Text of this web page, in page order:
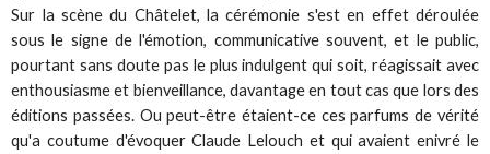
Sur la scène du Châtelet, la cérémonie s'est en effet déroulée
sous le signe de l'émotion, communicative souvent, et le public,
pourtant sans doute pas le plus indulgent qui soit, réagissait avec
enthousiasme et bienveillance, davantage en tout cas que lors des
éditions passées. Ou peut-être étaient-ce ces parfums de vérité
qu'a coutume d'évoquer Claude Lelouch et qui avaient enivré le